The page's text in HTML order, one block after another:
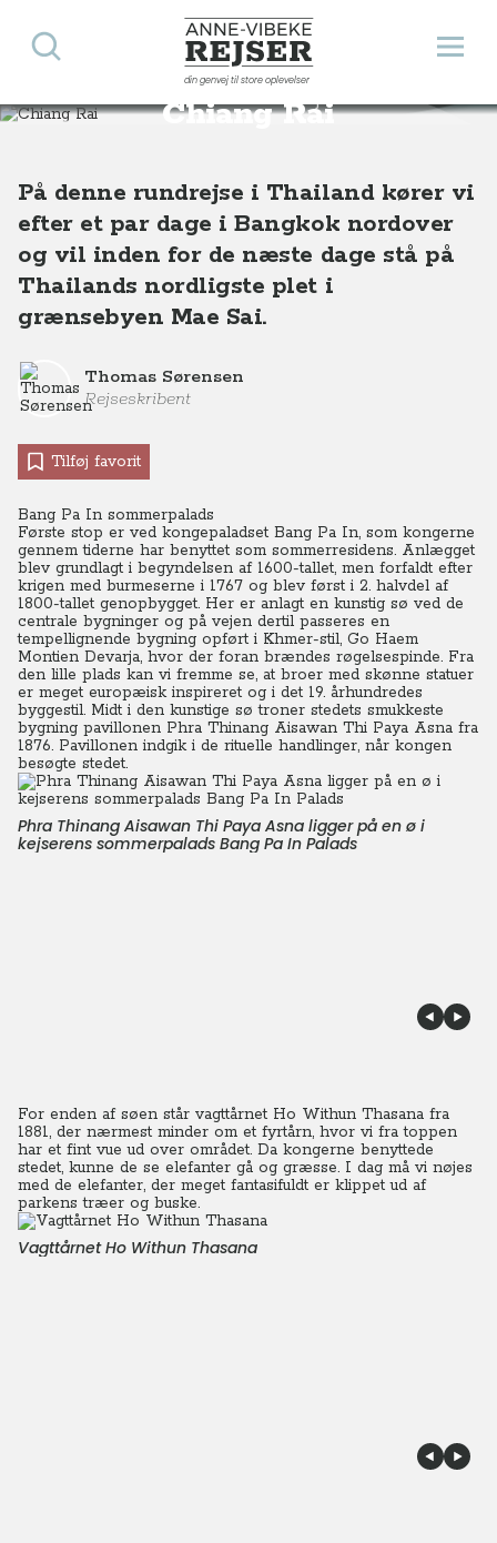
Anne-Vibeke Rejser
din genvej til store oplevelser
Åbn
Søg
Chiang Rai
Destinationer Asien Thailand Rundrejse mod Chiang Rai
På denne rundrejse i Thailand kører vi
efter et par dage i Bangkok nordover
og vil inden for de næste dage stå på
Thailands nordligste plet i
grænsebyen Mae Sai.
Thomas Sørensen
Rejseskribent
Tilføj favorit
Bang Pa In sommerpalads
Første stop er ved kongepaladset Bang Pa In, som kongerne
gennem tiderne har benyttet som sommerresidens. Anlægget
blev grundlagt i begyndelsen af 1600-tallet, men forfaldt efter
krigen med burmeserne i 1767 og blev først i 2. halvdel af
1800-tallet genopbygget. Her er anlagt en kunstig sø ved de
centrale bygninger og på vejen dertil passeres en
tempellignende bygning opført i Khmer-stil, Go Haem
Montien Devarja, hvor der foran brændes røgelsespinde. Fra
den lille plads kan vi fremme se, at broer med skønne statuer
er meget europæisk inspireret og i det 19. århundredes
byggestil. Midt i den kunstige sø troner stedets smukkeste
bygning pavillonen Phra Thinang Aisawan Thi Paya Asna fra
1876. Pavillonen indgik i de rituelle handlinger, når kongen
besøgte stedet.
Phra Thinang Aisawan Thi Paya Asna ligger på en ø i
kejserens sommerpalads Bang Pa In Palads
For enden af søen står vagttårnet Ho Withun Thasana fra
1881, der nærmest minder om et fyrtårn, hvor vi fra toppen
har et fint vue ud over området. Da kongerne benyttede
stedet, kunne de se elefanter gå og græsse. I dag må vi nøjes
med de elefanter, der meget fantasifuldt er klippet ud af
parkens træer og buske.
Vagttårnet Ho Withun Thasana